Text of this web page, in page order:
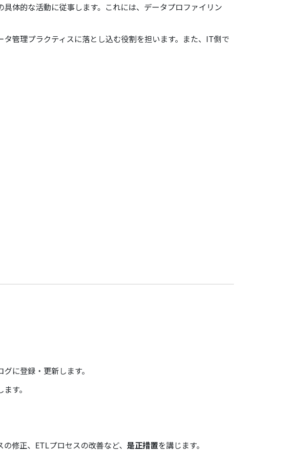
体的な活動に従事します。これには、データプロファイリン
管理プラクティスに落とし込む役割を担います。また、IT側で
に登録・更新します。
す。
修正、ETLプロセスの改善など、 是正措置を講じます。